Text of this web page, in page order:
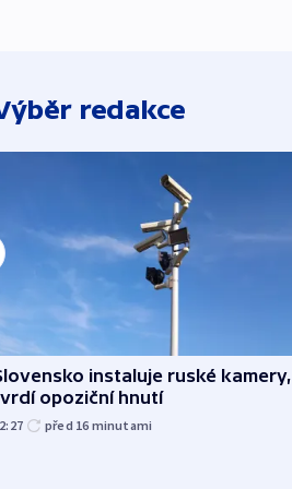
redakce
instaluje ruské kamery,
opoziční hnutí
před 16 minutami